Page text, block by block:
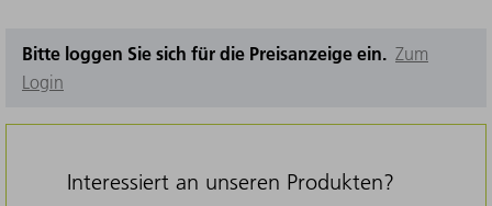
Bitte loggen Sie sich für die Preisanzeige ein. Zum
Login
Interessiert an unseren Produkten?